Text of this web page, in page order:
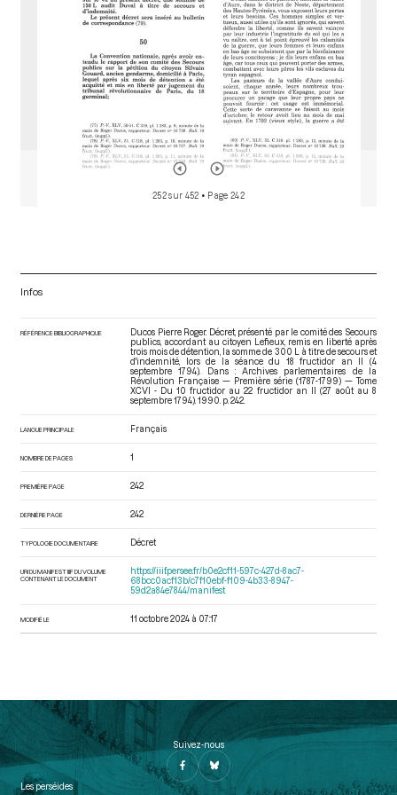
252 sur 452 • Page 242
Infos
RÉFÉRENCE BIBLIOGRAPHIQUE
Ducos Pierre Roger. Décret, présenté par le comité des Secours
publics, accordant au citoyen Lefieux, remis en liberté après
trois mois de détention, la somme de 300 L à titre de secours et
d'indemnité, lors de la séance du 18 fructidor an II (4
septembre 1794). Dans : Archives parlementaires de la
Révolution Française — Première série (1787-1799) — Tome
XCVI - Du 10 fructidor au 22 fructidor an II (27 août au 8
septembre 1794) . 1990. p. 242.
LANGUE PRINCIPALE Français
NOMBRE DE PAGES 1
PREMIÈRE PAGE 242
DERNIÈRE PAGE 242
TYPOLOGIE DOCUMENTAIRE Décret
URI DU MANIFEST IIIF DU VOLUME
CONTENANT LE DOCUMENT
https://iiif.persee.fr/b0e2cf11-597c-427d-8ac7-
68bcc0acf13b/c7f10ebf-f109-4b33-8947-
59d2a84e7844/manifest
MODIFIÉ LE 11 octobre 2024 à 07:17
Suivez-nous
Les perséides